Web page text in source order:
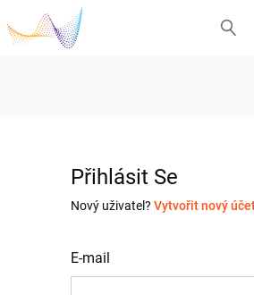
Přihlásit Se
Nový uživatel? Vytvořit nový
E-mail